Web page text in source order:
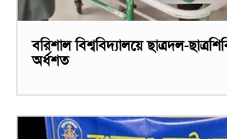
বরিশাল বিশ্ববিদ্যালয়ে ছাত্রদল-
অর্ধশত